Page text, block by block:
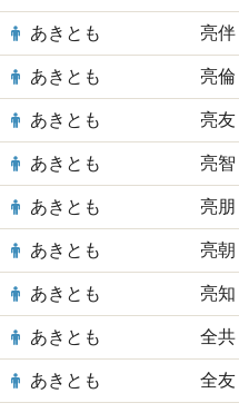
あきとも 亮伴
あきとも 亮倫
あきとも 亮友
あきとも 亮智
あきとも 亮朋
あきとも 亮朝
あきとも 亮知
あきとも 全共
あきとも 全友